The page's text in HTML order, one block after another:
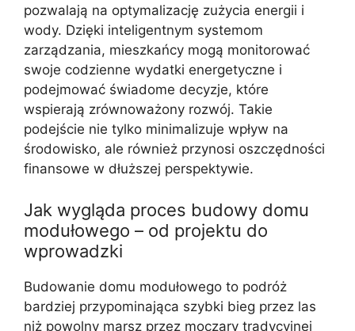
pozwalają na optymalizację zużycia energii i
wody. Dzięki inteligentnym systemom
zarządzania, mieszkańcy mogą monitorować
swoje codzienne wydatki energetyczne i
podejmować świadome decyzje, które
wspierają zrównoważony rozwój. Takie
podejście nie tylko minimalizuje wpływ na
środowisko, ale również przynosi oszczędności
finansowe w dłuższej perspektywie.
Jak wygląda proces budowy domu
modułowego – od projektu do
wprowadzki
Budowanie domu modułowego to podróż
bardziej przypominająca szybki bieg przez las
niż powolny marsz przez moczary tradycyjnej